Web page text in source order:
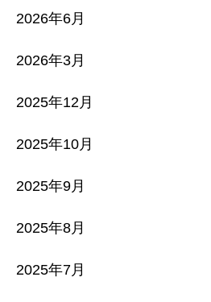
2026年6月
2026年3月
2025年12月
2025年10月
2025年9月
2025年8月
2025年7月